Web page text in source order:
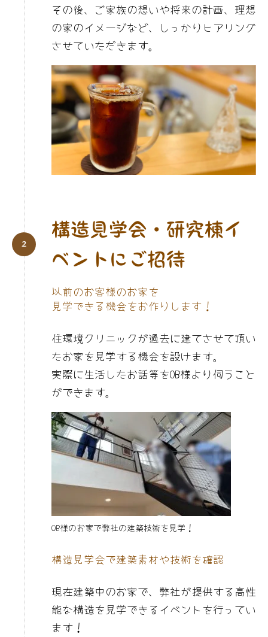
その後、ご家族の想いや将来の計画、理想
の家のイメージなど、しっかりヒアリング
させていただきます。
構造見学会・研究棟イ
ベントにご招待
以前のお客様のお家を
見学できる機会をお作りします！
住環境クリニックが過去に建てさせて頂い
たお家を見学する機会を設けます。
実際に生活したお話等をOB様より伺うこと
ができます。
OB様のお家で弊社の建築技術を見学！
構造見学会で建築素材や技術を確認
現在建築中のお家で、弊社が提供する高性
能な構造を見学できるイベントを行ってい
ます！